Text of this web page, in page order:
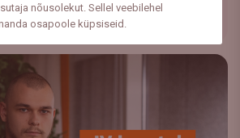
nõusolekut. Sellel veebilehel
osapoole küpsiseid.